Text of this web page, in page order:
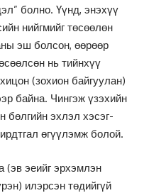
болно. Үүнд, энэхүү
нийгмийг төсөөлөн
эш болсон, өөрөөр
нь тийнхүү
(зохион байгуулан)
байна. Чингэж үзэхийн
бөлгийн эхлэл хэсэг-
өгүүлэмж болой.
(эв эеийг эрхэмлэн
илэрсэн төдийгүй